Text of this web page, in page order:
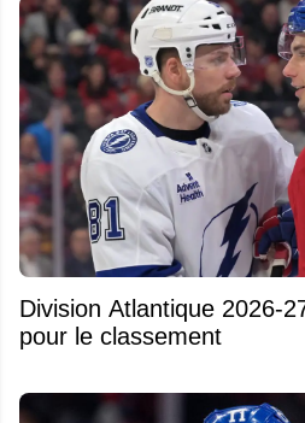
Division Atlantique 2026-
pour le classement